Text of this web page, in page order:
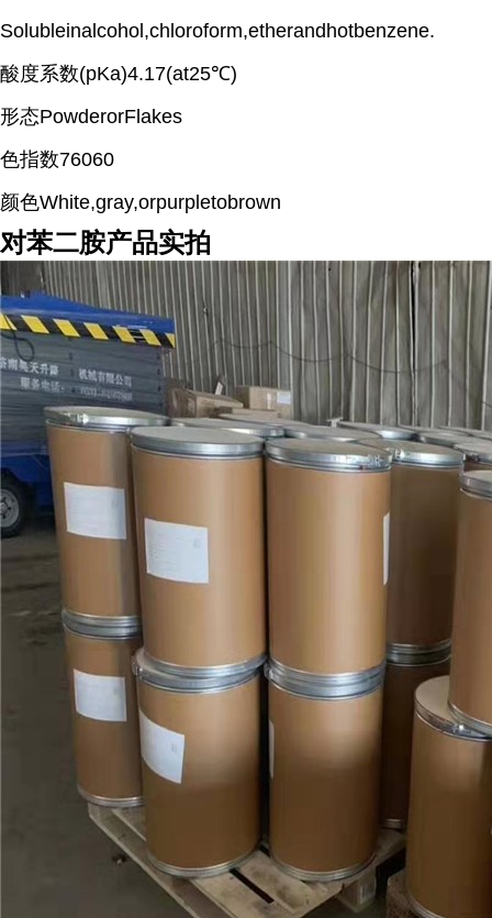
Solubleinalcohol,chloroform,etherandhotbenzene.
酸度系数(pKa)4.17(at25℃)
形态PowderorFlakes
色指数76060
颜色White,gray,orpurpletobrown
对苯二胺产品实拍